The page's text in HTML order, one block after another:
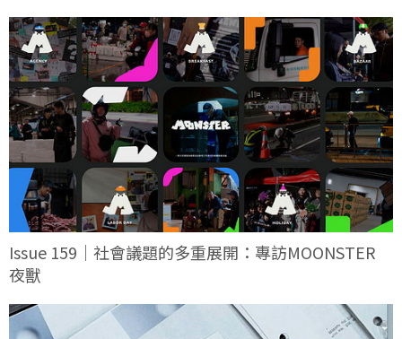
Issue 159｜社會議題的多重展開：專訪MOONSTER
夜獸